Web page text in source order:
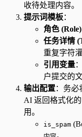
收待处理内容。
提示词模板：
角色 (Role)
任务详情
重复字符
引用变量
户提交的文
输出配置：务必
AI 返回格式化
用。
is_spam